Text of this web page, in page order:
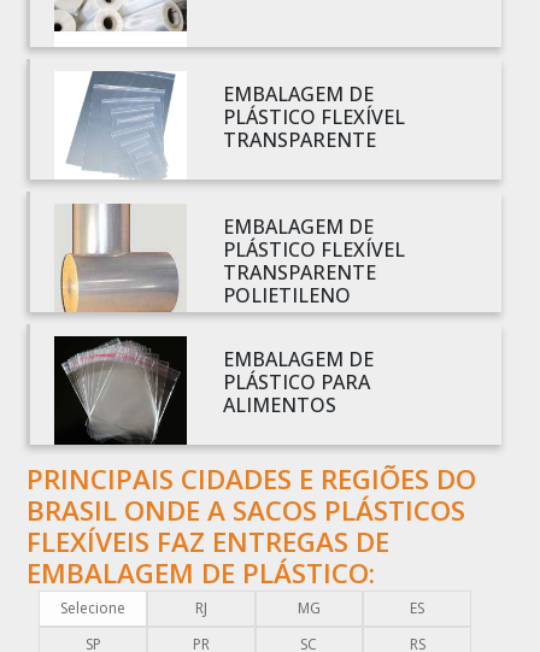
BOBINA PLÁSTICA PARA ESTUFA
BOBINA PLÁSTICO
BOBINA PLÁSTICO BOLHA
BOBINA PLÁSTICO FILME
BOBINA PLÁSTICO SHRINK
BOBINAS EM PLÁSTICO BOLHA 1
BOBINAS PARA SACOLAS PLÁSTICAS
BOBINAS PLÁSTICAS PARA EMBALAGENS
BOBINAS PLÁSTICAS PARA FABRICAR SACOLAS
BOBINAS PLÁSTICAS PERSONALIZADAS
BOBINAS PLÁSTICAS PICOTADAS
BOBINAS PLÁSTICAS RECICLADAS
BOBINAS PLÁSTICAS TÉCNICAS
CAIXA EMBALAGEM PLÁSTICA TRANSPARENTE
CAPA PLÁSTICA PARA DOCUMENTOS
CAPA PLÁSTICA PARA PALLET
COMERCIO DE EMBALAGENS PLÁSTICAS
EMBALAGEM DE
PLÁSTICO FLEXÍVEL
TRANSPARENTE
EMBALAGEM DE
PLÁSTICO FLEXÍVEL
TRANSPARENTE
POLIETILENO
EMBALAGEM DE
PLÁSTICO PARA
ALIMENTOS
PRINCIPAIS CIDADES E REGIÕES DO
BRASIL ONDE A SACOS PLÁSTICOS
FLEXÍVEIS FAZ ENTREGAS DE
EMBALAGEM DE PLÁSTICO:
Selecione RJ MG
ES
SP
PR SC
RS